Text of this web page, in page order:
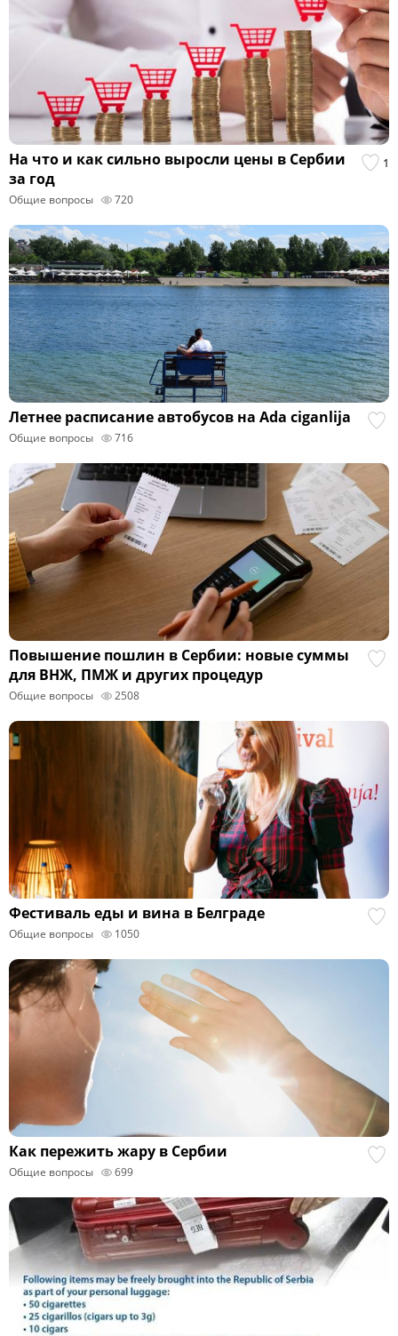
1
На что и как сильно выросли цены в Сербии
за год
Общие вопросы 720
Летнее расписание автобусов на Ada ciganlija
Общие вопросы 716
Повышение пошлин в Сербии: новые суммы
для ВНЖ, ПМЖ и других процедур
Общие вопросы 2508
Фестиваль еды и вина в Белграде
Общие вопросы 1050
Как пережить жару в Сербии
Общие вопросы 699